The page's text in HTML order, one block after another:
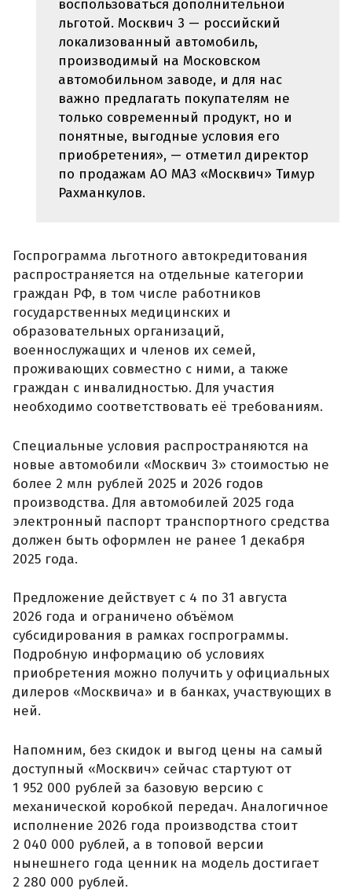
воспользоваться дополнительной
льготой. Москвич 3 — российский
локализованный автомобиль,
производимый на Московском
автомобильном заводе, и для нас
важно предлагать покупателям не
только современный продукт, но и
понятные, выгодные условия его
приобретения», — отметил директор
по продажам АО МАЗ «Москвич» Тимур
Рахманкулов.
Госпрограмма льготного автокредитования
распространяется на отдельные категории
граждан РФ, в том числе работников
государственных медицинских и
образовательных организаций,
военнослужащих и членов их семей,
проживающих совместно с ними, а также
граждан с инвалидностью. Для участия
необходимо соответствовать её требованиям.
Специальные условия распространяются на
новые автомобили «Москвич 3» стоимостью не
более 2 млн рублей 2025 и 2026 годов
производства. Для автомобилей 2025 года
электронный паспорт транспортного средства
должен быть оформлен не ранее 1 декабря
2025 года.
Предложение действует с 4 по 31 августа
2026 года и ограничено объёмом
субсидирования в рамках госпрограммы.
Подробную информацию об условиях
приобретения можно получить у официальных
дилеров «Москвича» и в банках, участвующих в
ней.
Напомним, без скидок и выгод цены на самый
доступный «Москвич» сейчас стартуют от
1 952 000 рублей за базовую версию с
механической коробкой передач. Аналогичное
исполнение 2026 года производства стоит
2 040 000 рублей, а в топовой версии
нынешнего года ценник на модель достигает
2 280 000 рублей.